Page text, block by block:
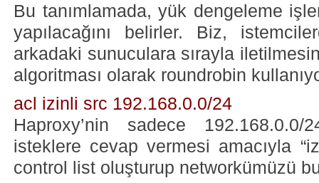
Bu tanımlamada, yük dengeleme
yapılacağını belirler. Biz,
arkadaki sunuculara sırayla
algoritması olarak roundrobin
acl izinli src 192.168.0.0/24
Haproxy’nin sadece
isteklere cevap vermesi amacıyla
control list oluşturup networkümüzü bu